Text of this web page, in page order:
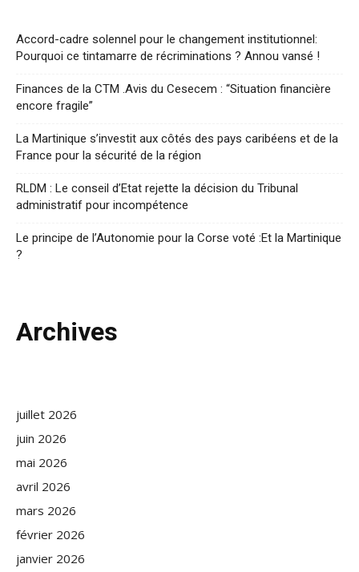
Accord-cadre solennel pour le changement institutionnel:
Pourquoi ce tintamarre de récriminations ? Annou vansé !
Finances de la CTM .Avis du Cesecem : “Situation financière
encore fragile”
La Martinique s’investit aux côtés des pays caribéens et de la
France pour la sécurité de la région
RLDM : Le conseil d’Etat rejette la décision du Tribunal
administratif pour incompétence
Le principe de l’Autonomie pour la Corse voté :Et la Martinique
?
Archives
juillet 2026
juin 2026
mai 2026
avril 2026
mars 2026
février 2026
janvier 2026